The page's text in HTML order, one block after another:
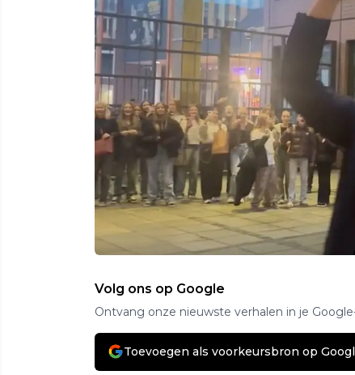
Volg ons op Google
Ontvang onze nieuwste verhalen in je
Toevoegen als voorkeursbron op